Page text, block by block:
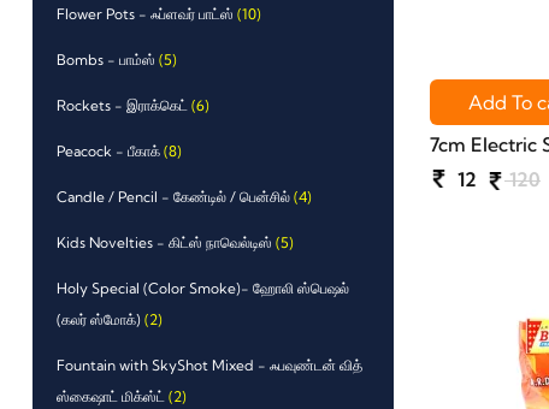
Flower Pots - ஃப்ளவர் பாட்ஸ் (10)
Bombs - பாம்ஸ் (5)
Rockets - இராக்கெட் (6)
Peacock - பீகாக் (8)
Candle / Pencil - கேண்டில் / பென்சில் (4)
Kids Novelties - கிட்ஸ் நாவெல்டிஸ் (5)
Holy Special (Color Smoke)- ஹோலி ஸ்பெஷல்
(கலர் ஸ்மோக்) (2)
Fountain with SkyShot Mixed - ஃபவுண்டன் வித்
ஸ்கைஷாட் மிக்ஸ்ட் (2)
Add To
7cm Electric
12
120